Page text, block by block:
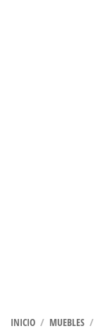
INICIO / MUEBLES /